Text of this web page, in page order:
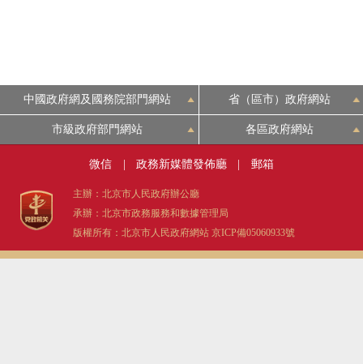
中國政府網及國務院部門網站 省（區市）政府網站
市級政府部門網站 各區政府網站
微信 政務新媒體發佈廳 郵箱
主辦：北京市人民政府辦公廳
承辦：北京市政務服務和數據管理局
版權所有：北京市人民政府網站 京ICP備05060933號